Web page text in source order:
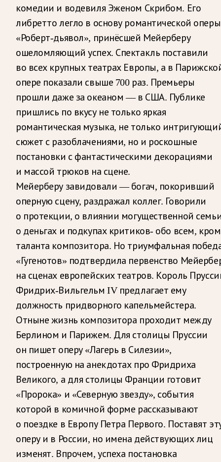
комедии и водевиля Эженом Скрибом. Его
либретто легло в основу романтической оперы
«Роберт-дьявол», принёсшей Мейерберу
ошеломляющий успех. Спектакль поставили
во всех крупных театрах Европы, а в
опере показали свыше 700 раз. Премьеры
прошли даже за океаном — в США. Публике
пришлись по вкусу не только яркая
романтическая музыка, не только
сюжет с разоблачениями, но и роскошные
постановки с фантастическими декорациями
и массой трюков на сцене.
Мейерберу завидовали — богач, покоривший
оперную сцену, раздражал коллег. Говорили
о протекции, о влиянии могущественной
о деньгах и подкупах критиков- обо всем,
таланта композитора. Но триумфальная
«Гугенотов» подтвердила первенство
на сценах европейских театров. Король
Фридрих-Вильгельм IV предлагает ему
должность придворного капельмейстера.
Отныне жизнь композитора проходит между
Берлином и Парижем. Для столицы Пруссии
он пишет оперу «Лагерь в Силезии»,
построенную на анекдотах про Фридриха
Великого, а для столицы Франции готовит
«Пророка» и «Северную звезду», события
которой в комичной форме рассказывают
о поездке в Европу Петра Первого. Поставят
оперу и в России, но имена действующих лиц
изменят. Впрочем, успеха постановка